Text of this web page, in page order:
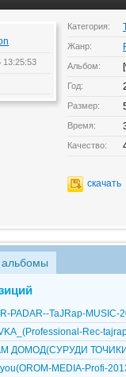
13:25:53
Категория:
Жанр:
Альбом:
Год:
Размер:
Время:
Качество:
скачать
альбомы
PADAR--TaJRap-MUSIC-
Rec-
ДОМОД(СУРУДИ
MEDIA-Profi-